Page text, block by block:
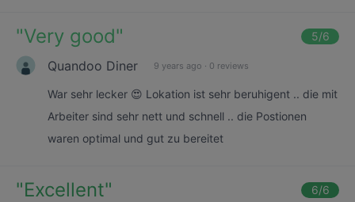
"Very good" 5/6
Quandoo Diner 9 years ago · 0 reviews
War sehr lecker 😍 Lokation ist sehr beruhigent .. die mit
Arbeiter sind sehr nett und schnell .. die Postionen
waren optimal und gut zu bereitet
"Excellent" 6/6